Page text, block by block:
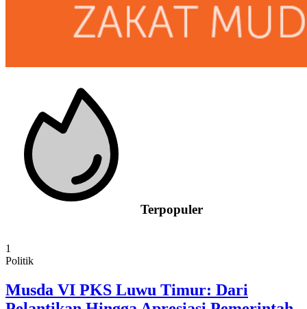
Terpopuler
1
Politik
Musda VI PKS Luwu Timur: Dari